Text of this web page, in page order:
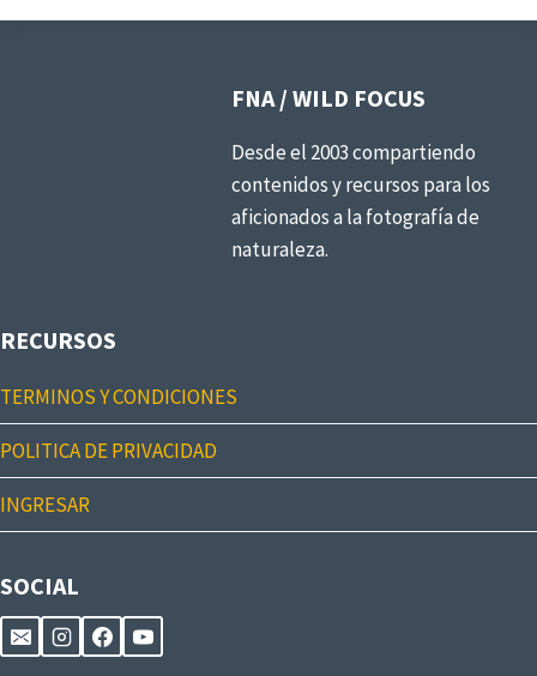
FNA / WILD FOCUS
Desde el 2003 compartiendo
contenidos y recursos para los
aficionados a la fotografía de
naturaleza.
RECURSOS
TERMINOS Y CONDICIONES
POLITICA DE PRIVACIDAD
INGRESAR
SOCIAL